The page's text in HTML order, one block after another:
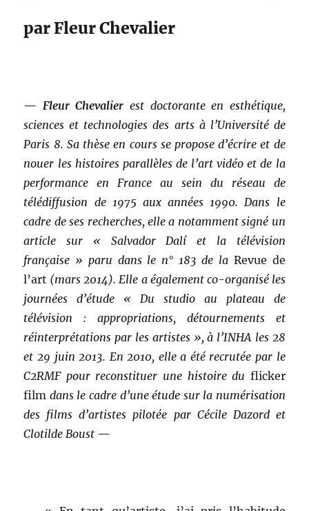
par Fleur Chevalier
— Fleur Chevalier est doctorante en esthétique,
sciences et technologies des arts à l’Université de
Paris 8. Sa thèse en cours se propose d’écrire et de
nouer les histoires parallèles de l’art vidéo et de la
performance en France au sein du réseau de
télédiffusion de 1975 aux années 1990. Dans le
cadre de ses recherches, elle a notamment signé un
article sur « Salvador Dalí et la télévision
française » paru dans le n° 183 de la Revue de
l’art (mars 2014). Elle a également co-organisé les
journées d’étude « Du studio au plateau de
télévision : appropriations, détournements et
réinterprétations par les artistes », à l’INHA les 28
et 29 juin 2013. En 2010, elle a été recrutée par le
C2RMF pour reconstituer une histoire du flicker
film dans le cadre d’une étude sur la numérisation
des films d’artistes pilotée par Cécile Dazord et
Clotilde Boust —